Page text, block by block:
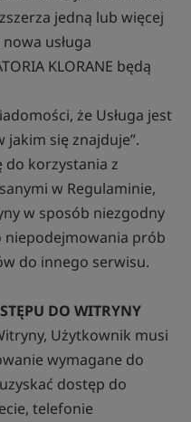
jedną lub więcej
usługa
KLORANE będą
że Usługa jest
jakim się znajduje”.
do korzystania z
w Regulaminie,
w sposób niezgodny
niepodejmowania prób
do innego serwisu.
DO WITRYNY
Użytkownik musi
wymagane do
dostęp do
telefonie